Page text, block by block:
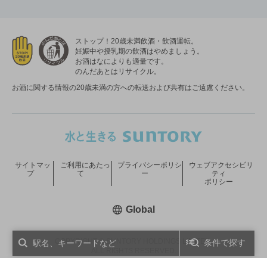
条件で探す
ストップ！20歳未満飲酒・飲酒運転。
妊娠中や授乳期の飲酒はやめましょう。
お酒はなによりも適量です。
のんだあとはリサイクル。
お酒に関する情報の20歳未満の方への転送および共有はご遠慮ください。
COPYRIGHT © SUNTORY HOLDINGS LIMITED.
サイトマッ
プ
ご利用にあたっ
て
プライバシーポリシ
ー
ウェブアクセシビリ
ティ
ポリシー
Global新しいウィンドウで開く